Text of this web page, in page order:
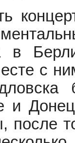
в
с
и
после